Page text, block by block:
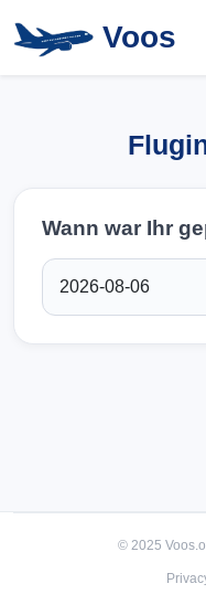
Voos
Wann war Ihr
© 2025